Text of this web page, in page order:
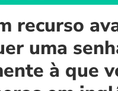
recurso
uma
à que